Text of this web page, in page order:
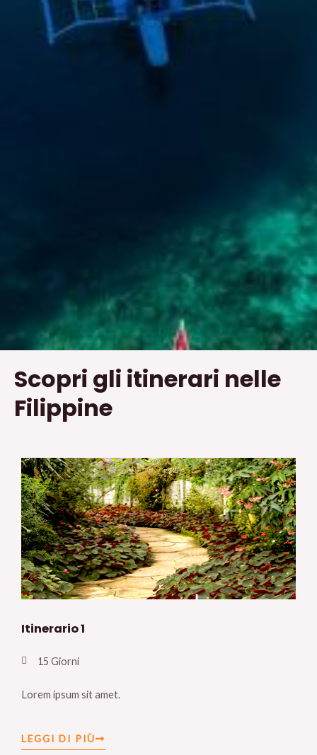
Scopri gli itinerari nelle
Filippine
Itinerario 1
15 Giorni
Lorem ipsum sit amet.
LEGGI DI PIÙ